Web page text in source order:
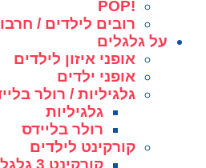
!POP
רובים לילדים /
על גלגלים
אופני איזון לילדים
אופני ילדים
גלגיליות / רולר
גלגיליות
רולר בליידס
קורקינט לילדים
קורקינט 3 גלגלים